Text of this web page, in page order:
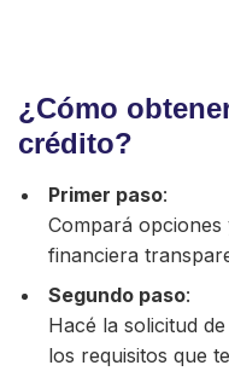
¿Cómo
crédito?
Primer paso:
Compará
financiera
Segundo paso:
Hacé la solicitud
los requisitos que